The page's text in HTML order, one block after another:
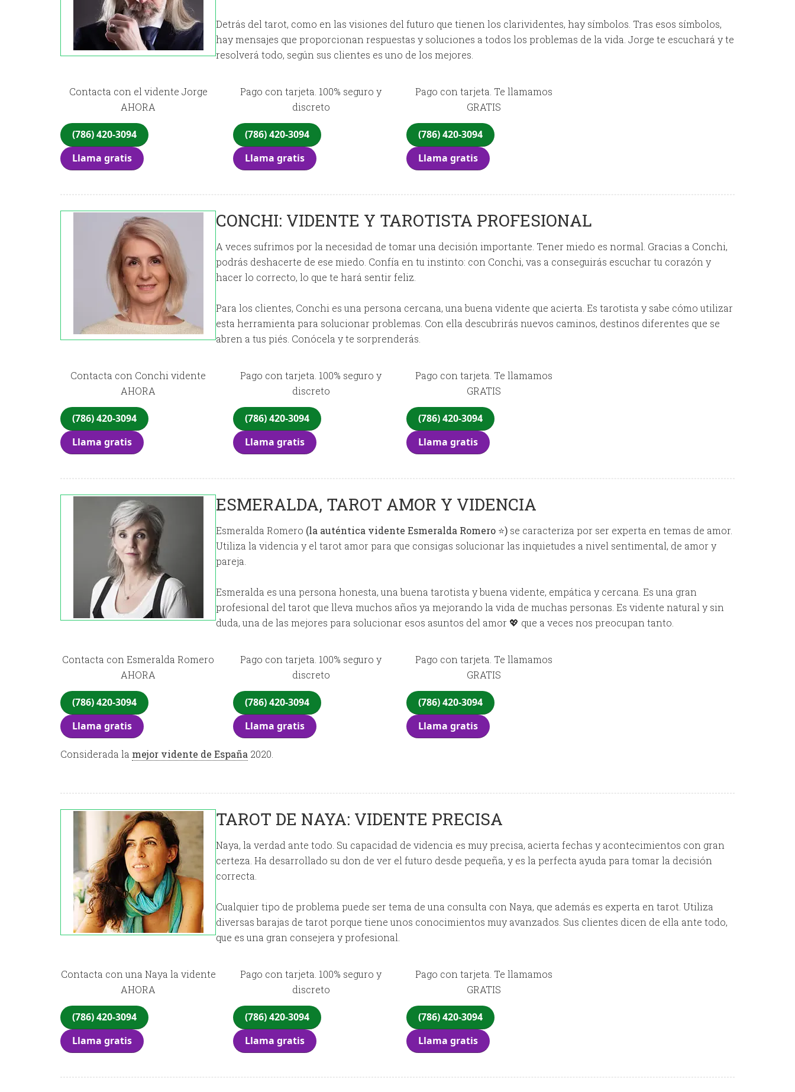
Detrás del tarot, como en las visiones del futuro que tienen los clarividentes, hay símbolos. Tras esos símbolos,
hay mensajes que proporcionan respuestas y soluciones a todos los problemas de la vida. Jorge te escuchará y te
resolverá todo, según sus clientes es uno de los mejores.
Contacta con el vidente Jorge
AHORA
(786) 420-3094
Llama gratis
Pago con tarjeta. 100% seguro y
discreto
(786) 420-3094
Llama gratis
Pago con tarjeta. Te llamamos
GRATIS
(786) 420-3094
Llama gratis
CONCHI: VIDENTE Y TAROTISTA PROFESIONAL
A veces sufrimos por la necesidad de tomar una decisión importante. Tener miedo es normal. Gracias a Conchi,
podrás deshacerte de ese miedo. Confía en tu instinto: con Conchi, vas a conseguirás escuchar tu corazón y
hacer lo correcto, lo que te hará sentir feliz.
Para los clientes, Conchi es una persona cercana, una buena vidente que acierta. Es tarotista y sabe cómo utilizar
esta herramienta para solucionar problemas. Con ella descubrirás nuevos caminos, destinos diferentes que se
abren a tus piés. Conócela y te sorprenderás.
Contacta con Conchi vidente
AHORA
(786) 420-3094
Llama gratis
Pago con tarjeta. 100% seguro y
discreto
(786) 420-3094
Llama gratis
Pago con tarjeta. Te llamamos
GRATIS
(786) 420-3094
Llama gratis
ESMERALDA, TAROT AMOR Y VIDENCIA
Esmeralda Romero (la auténtica vidente Esmeralda Romero ⭐) se caracteriza por ser experta en temas de amor.
Utiliza la videncia y el tarot amor para que consigas solucionar las inquietudes a nivel sentimental, de amor y
pareja.
Esmeralda es una persona honesta, una buena tarotista y buena vidente, empática y cercana. Es una gran
profesional del tarot que lleva muchos años ya mejorando la vida de muchas personas. Es vidente natural y sin
duda, una de las mejores para solucionar esos asuntos del amor 💖 que a veces nos preocupan tanto.
Contacta con Esmeralda Romero
AHORA
(786) 420-3094
Llama gratis
Pago con tarjeta. 100% seguro y
discreto
(786) 420-3094
Llama gratis
Pago con tarjeta. Te llamamos
GRATIS
(786) 420-3094
Llama gratis
Considerada la mejor vidente de España 2020.
TAROT DE NAYA: VIDENTE PRECISA
Naya, la verdad ante todo. Su capacidad de videncia es muy precisa, acierta fechas y acontecimientos con gran
certeza. Ha desarrollado su don de ver el futuro desde pequeña, y es la perfecta ayuda para tomar la decisión
correcta.
Cualquier tipo de problema puede ser tema de una consulta con Naya, que además es experta en tarot. Utiliza
diversas barajas de tarot porque tiene unos conocimientos muy avanzados. Sus clientes dicen de ella ante todo,
que es una gran consejera y profesional.
Contacta con una Naya la vidente
AHORA
(786) 420-3094
Llama gratis
Pago con tarjeta. 100% seguro y
discreto
(786) 420-3094
Llama gratis
Pago con tarjeta. Te llamamos
GRATIS
(786) 420-3094
Llama gratis